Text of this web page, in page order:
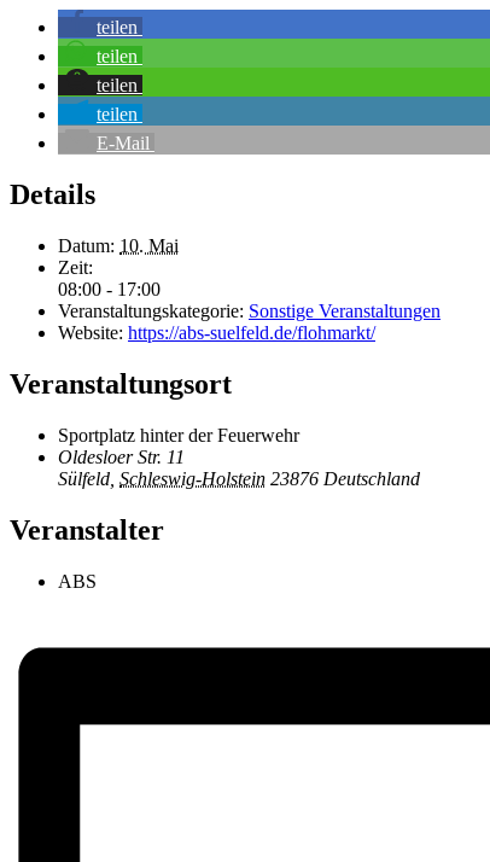
teilen
teilen
teilen
teilen
E-Mail
Details
Datum: 10. Mai
Zeit:
08:00 - 17:00
Veranstaltungskategorie: Sonstige Veranstaltungen
Website: https://abs-suelfeld.de/flohmarkt/
Veranstaltungsort
Sportplatz hinter der Feuerwehr
Oldesloer Str. 11
Sülfeld Schleswig-Holstein 23876 Deutschland
Veranstalter
ABS